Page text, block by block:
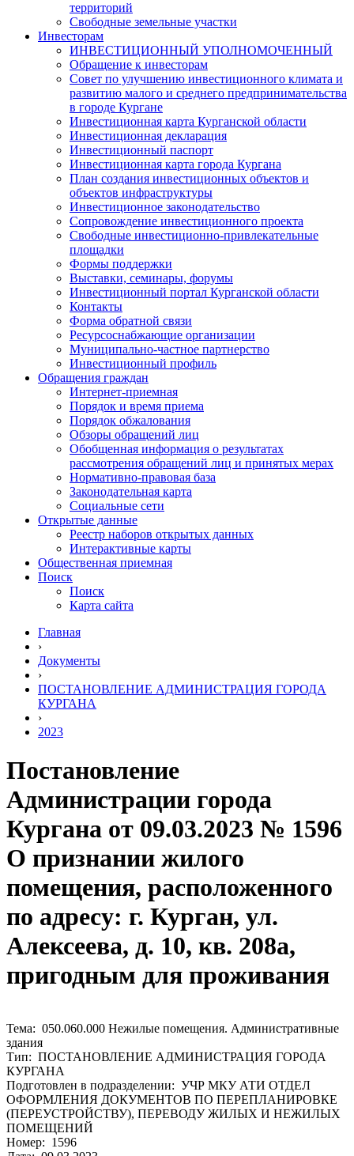
территорий
Свободные земельные участки
Инвесторам
ИНВЕСТИЦИОННЫЙ УПОЛНОМОЧЕННЫЙ
Обращение к инвесторам
Совет по улучшению инвестиционного климата и
развитию малого и среднего предпринимательства
в городе Кургане
Инвестиционная карта Курганской области
Инвестиционная декларация
Инвестиционный паспорт
Инвестиционная карта города Кургана
План создания инвестиционных объектов и
объектов инфраструктуры
Инвестиционное законодательство
Сопровождение инвестиционного проекта
Свободные инвестиционно-привлекательные
площадки
Формы поддержки
Выставки, семинары, форумы
Инвестиционный портал Курганской области
Контакты
Форма обратной связи
Ресурсоснабжающие организации
Муниципально-частное партнерство
Инвестиционный профиль
Обращения граждан
Интернет-приемная
Порядок и время приема
Порядок обжалования
Обзоры обращений лиц
Обобщенная информация о результатах
рассмотрения обращений лиц и принятых мерах
Нормативно-правовая база
Законодательная карта
Социальные сети
Открытые данные
Реестр наборов открытых данных
Интерактивные карты
Общественная приемная
Поиск
Поиск
Карта сайта
Главная
›
Документы
›
ПОСТАНОВЛЕНИЕ АДМИНИСТРАЦИЯ ГОРОДА
КУРГАНА
›
2023
Постановление
Администрации города
Кургана от 09.03.2023 № 1596
О признании жилого
помещения, расположенного
по адресу: г. Курган, ул.
Алексеева, д. 10, кв. 208а,
пригодным для проживания
Тема: 050.060.000 Нежилые помещения. Административные
здания
Тип: ПОСТАНОВЛЕНИЕ АДМИНИСТРАЦИЯ ГОРОДА
КУРГАНА
Подготовлен в подразделении: УЧР МКУ АТИ ОТДЕЛ
ОФОРМЛЕНИЯ ДОКУМЕНТОВ ПО ПЕРЕПЛАНИРОВКЕ
(ПЕРЕУСТРОЙСТВУ), ПЕРЕВОДУ ЖИЛЫХ И НЕЖИЛЫХ
ПОМЕЩЕНИЙ
Номер: 1596